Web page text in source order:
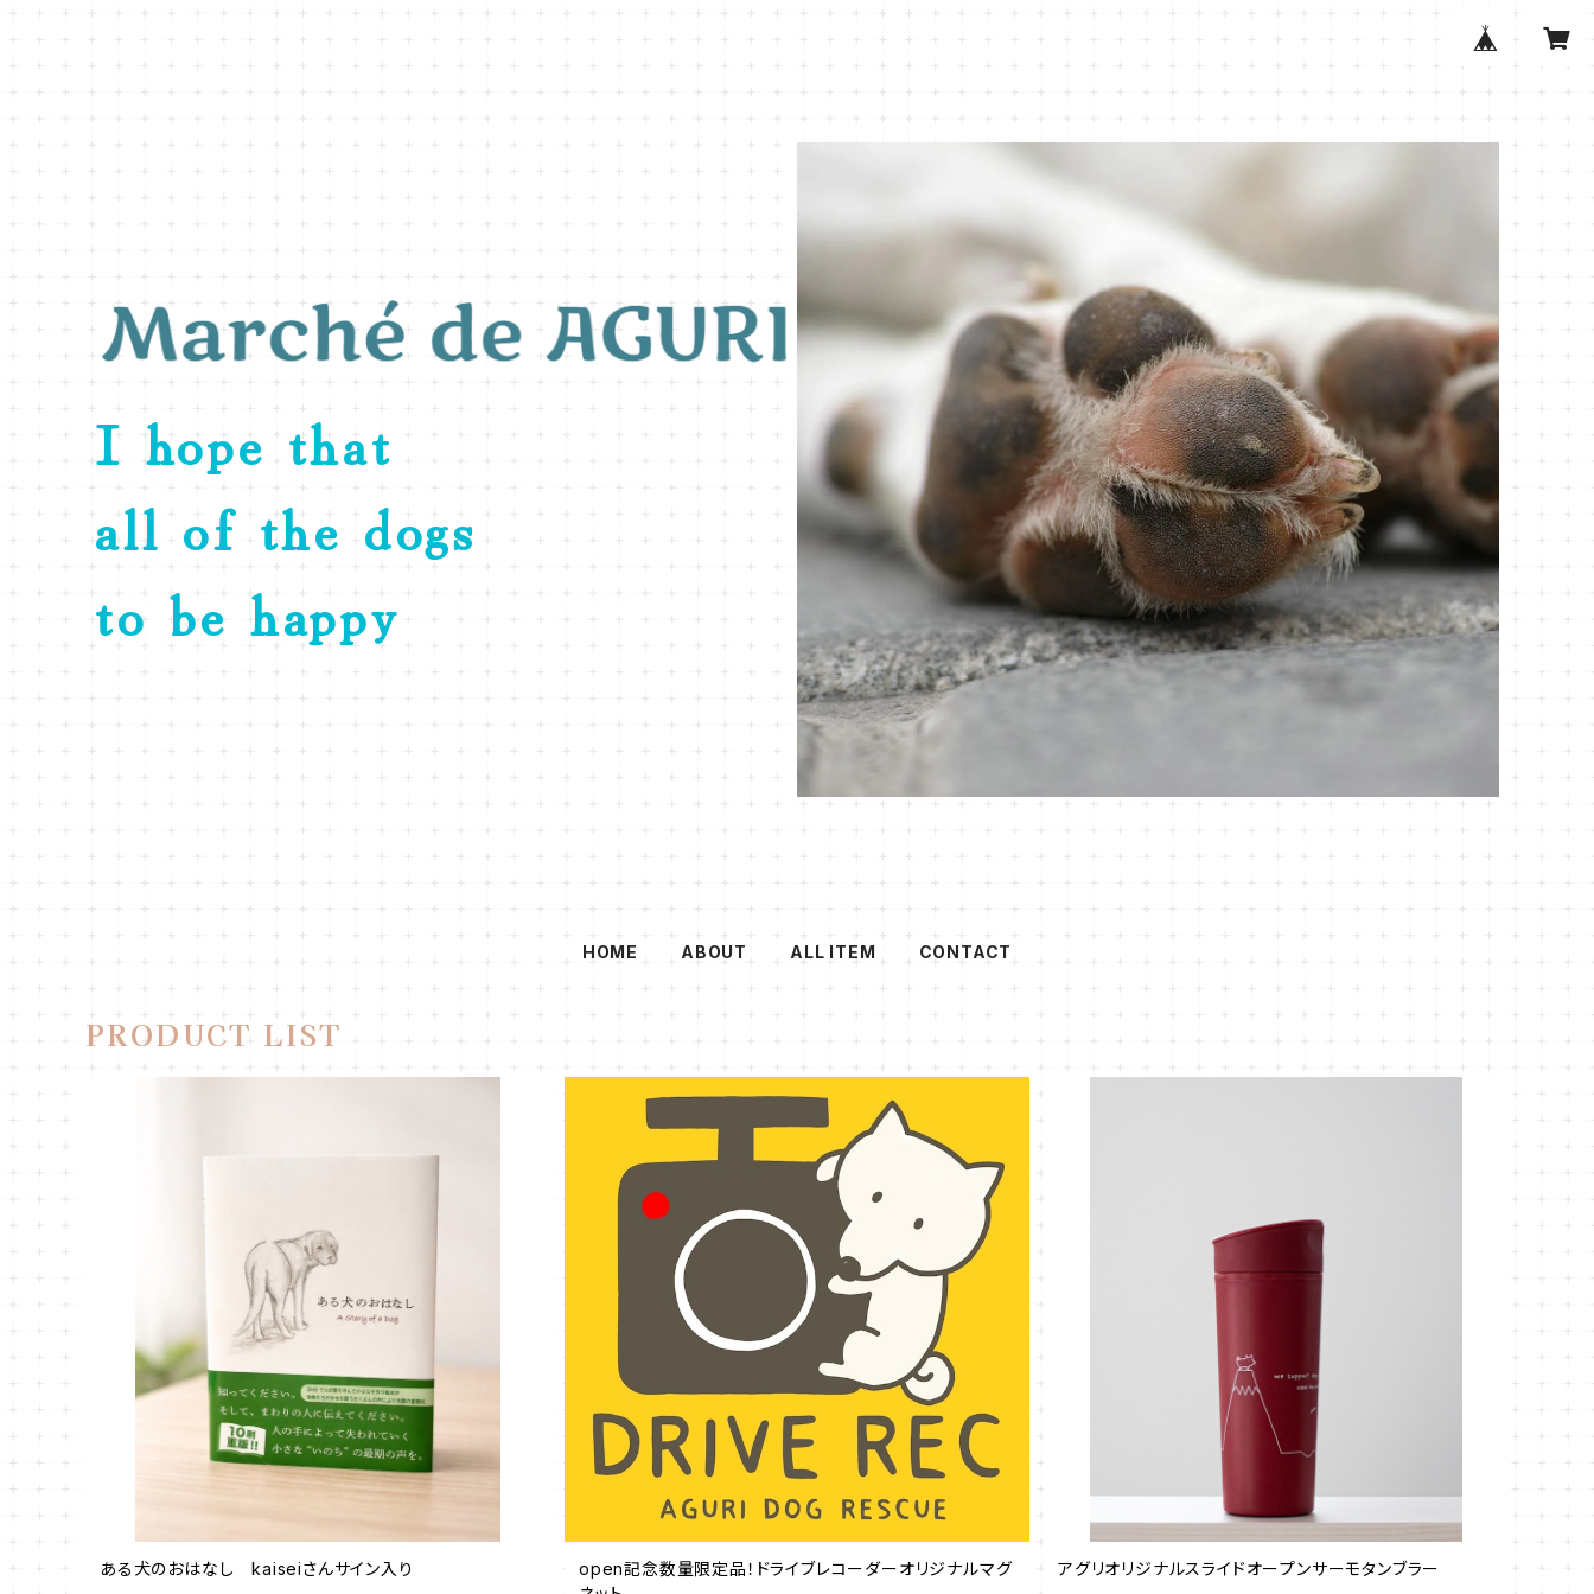
I hope that
all of the dogs
to be happy
HOME ABOUT ALL ITEM CONTACT
PRODUCT LIST
ある犬のおはなし kaiseiさんサイン入り
open記念数量限定品！ドライブレコーダーオリジナルマグ
アグリオリジナルスライドオープンサーモタンブラー